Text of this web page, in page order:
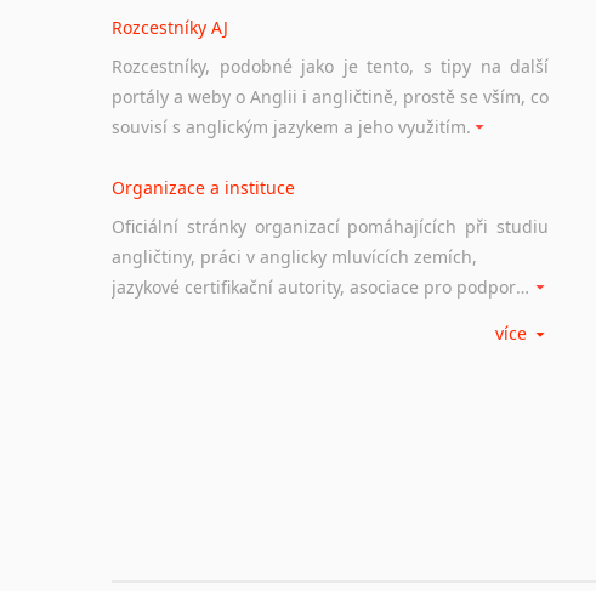
Rozcestníky AJ
Rozcestníky, podobné jako je tento, s tipy na další
portály a weby o Anglii i angličtině, prostě se vším, co
souvisí s anglickým jazykem a jeho využitím.
Organizace a instituce
Oficiální stránky organizací pomáhajících při studiu
angličtiny, práci v anglicky mluvících zemích,
jazykové certifikační autority, asociace pro podporu jazykového vzdělávání ad.
více